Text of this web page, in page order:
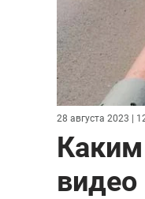
28 августа 2023 |
видео